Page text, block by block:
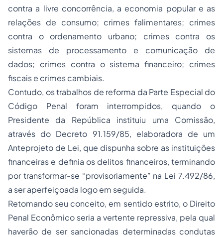
contra a livre concorrência, a economia popular e as
relações de consumo; crimes falimentares; crimes
contra o ordenamento urbano; crimes contra os
sistemas de processamento e comunicação de
dados; crimes contra o sistema financeiro; crimes
fiscais e crimes cambiais.
Contudo, os trabalhos de reforma da Parte Especial do
Código Penal foram interrompidos, quando o
Presidente da República instituiu uma Comissão,
através do Decreto 91.159/85, elaboradora de um
Anteprojeto de Lei, que dispunha sobre as instituições
financeiras e definia os delitos financeiros, terminando
por transformar-se “provisoriamente” na Lei 7.492/86,
a ser aperfeiçoada logo em seguida.
Retomando seu conceito, em sentido estrito, o Direito
Penal Econômico seria a vertente repressiva, pela qual
haverão de ser sancionadas determinadas condutas